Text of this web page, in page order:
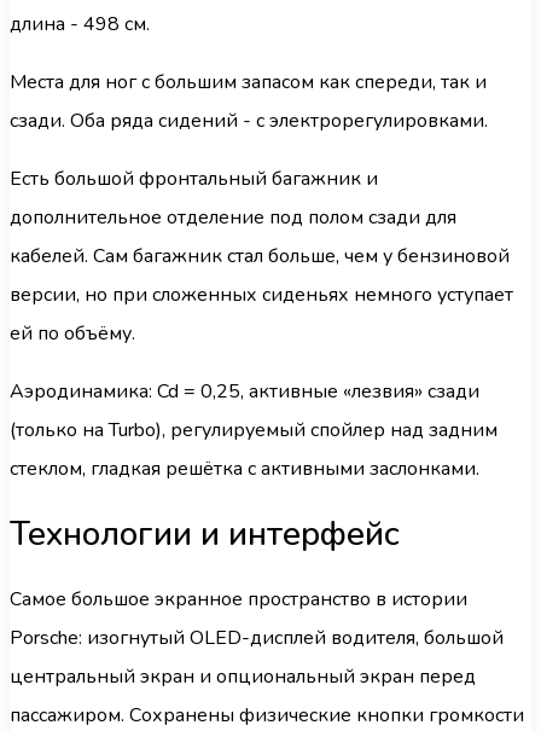
длина - 498 см.
Места для ног с большим запасом как спереди, так и
сзади. Оба ряда сидений - с электрорегулировками.
Есть большой фронтальный багажник и
дополнительное отделение под полом сзади для
кабелей. Сам багажник стал больше, чем у бензиновой
версии, но при сложенных сиденьях немного уступает
ей по объёму.
Аэродинамика: Cd = 0,25, активные «лезвия» сзади
(только на Turbo), регулируемый спойлер над задним
стеклом, гладкая решётка с активными заслонками.
Технологии и интерфейс
Самое большое экранное пространство в истории
Porsche: изогнутый OLED-дисплей водителя, большой
центральный экран и опциональный экран перед
пассажиром. Сохранены физические кнопки громкости